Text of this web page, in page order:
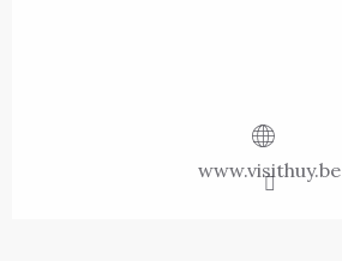
www.visithuy.be